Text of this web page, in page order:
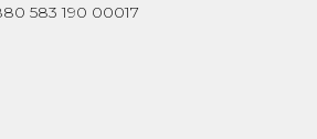
583 190 00017